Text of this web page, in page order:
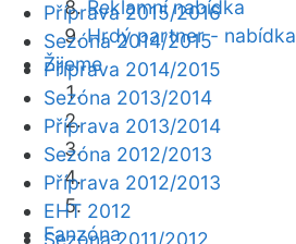
Reklamní nabídka
Hrdý partner - nabídka
Žijeme
Fanzóna
Příprava 2015/2016
Sezóna 2014/2015
Příprava 2014/2015
Sezóna 2013/2014
Příprava 2013/2014
Sezóna 2012/2013
Příprava 2012/2013
EHT 2012
Sezóna 2011/2012